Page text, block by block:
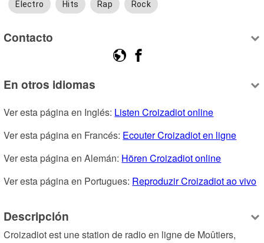
Electro Hits Rap Rock
Contacto
En otros idiomas
Ver esta página en Inglés: Listen Croizadiot online
Ver esta página en Francés: Ecouter Croizadiot en ligne
Ver esta página en Alemán: Hören Croizadiot online
Ver esta página en Portugues: Reproduzir Croizadiot ao vivo
Descripción
Croizadiot est une station de radio en ligne de Moûtiers,